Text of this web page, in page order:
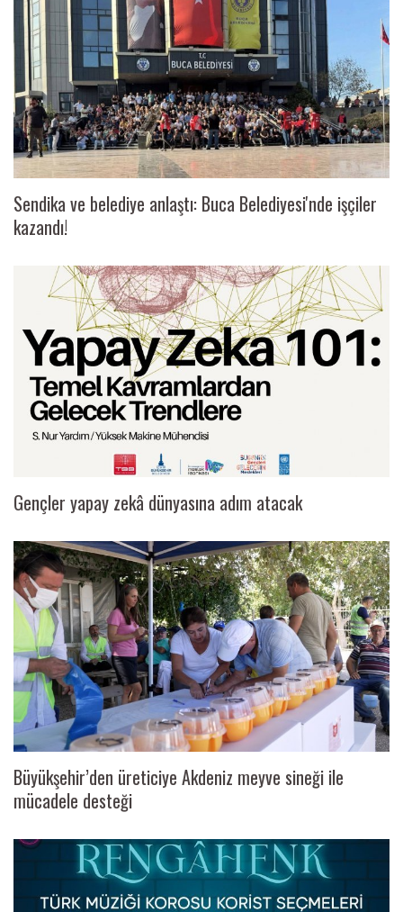
Sendika ve belediye anlaştı: Buca Belediyesi'nde işçiler
kazandı!
Gençler yapay zekâ dünyasına adım atacak
Büyükşehir’den üreticiye Akdeniz meyve sineği ile
mücadele desteği